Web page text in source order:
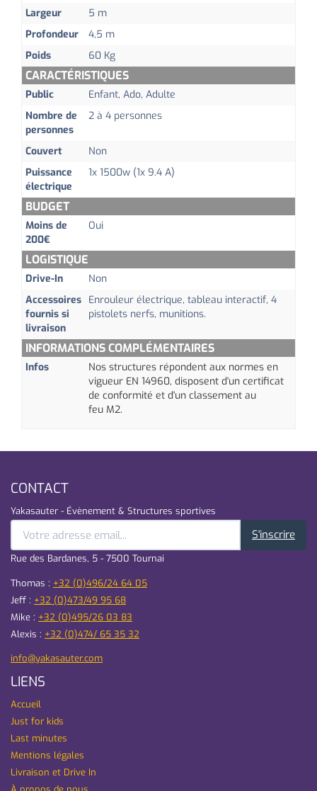
Largeur
5 m
Profondeur
4,5 m
Poids
60 Kg
CARACTÉRISTIQUES
Public
Enfant, Ado, Adulte
Nombre de
personnes
2 à 4 personnes
Couvert
Non
Puissance
électrique
1x 1500w (1x 9.4 A)
BUDGET
Moins de
200€
Oui
LOGISTIQUE
Drive-In
Non
Accessoires
fournis si
livraison
Enrouleur électrique, tableau interactif, 4
pistolets nerfs, munitions.
INFORMATIONS COMPLÉMENTAIRES
Infos
Nos structures répondent aux normes en
vigueur EN 14960, disposent d'un certificat
de conformité et d'un classement au
feu M2.
CONTACT
Yakasauter - Évènement & Structures sportives
S'inscrire
Rue des Bardanes, 5 - 7500 Tournai
Thomas : +32 (0)496/24 64 05
Jeff : +32 (0)473/49 95 68
Mike : +32 (0)495/26 03 83
Alexis : +32 (0)474/ 65 35 32
info@yakasauter.com
LIENS
Accueil
Just for kids
Last minutes
Mentions légales
Livraison et Drive In